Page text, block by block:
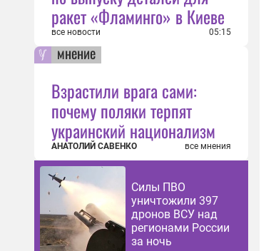
ракет «Фламинго» в Киеве
все новости 05:15
мнение
Взрастили врага сами:
почему поляки терпят
украинский национализм
АНАТОЛИЙ САВЕНКО все мнения
Силы ПВО
уничтожили 397
дронов ВСУ над
регионами России
за ночь